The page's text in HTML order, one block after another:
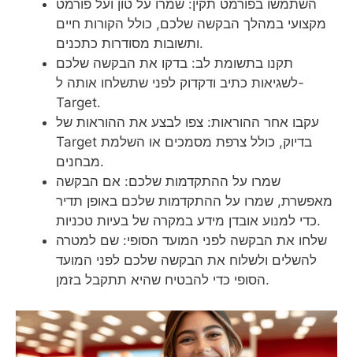
השתמשו בפורמט תקין: שמרו על טון ועל פורמט
מקצועי במהלך הבקשה שלכם, כולל הקורות חיים
ותשובות מסודרות כתכנים.
תקנו בתשומת לב: בדקו את הבקשה שלכם
לשגיאות כתיב ודקדוק לפני שתשלחו אותה ל-
Target.
עקבו אחר ההוראות: צפו לבצע את ההוראות של
Target בדיוק, כולל צרפת מסמכים או השלמת
מבחנים.
שמרו על ההתקדמות שלכם: אם הבקשה
מאפשרת, שמרו על ההתקדמות שלכם באופן תדיר
כדי למנוע אובדן מידע במקרה של בעיות טכניות.
שלחו את הבקשה לפני המועד הסופי: שם למטרה
להשלים ולשלוח את הבקשה שלכם לפני המועד
הסופי כדי להבטיח שהיא תתקבל בזמן.